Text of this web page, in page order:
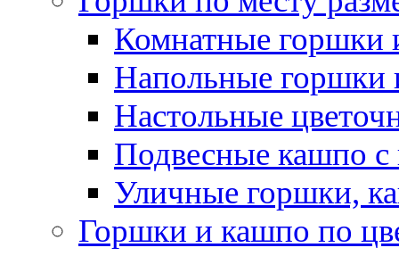
Комнатные горшки
Напольные горшки
Настольные
Подвесные кашпо с
Уличные горшки,
Горшки и кашпо по